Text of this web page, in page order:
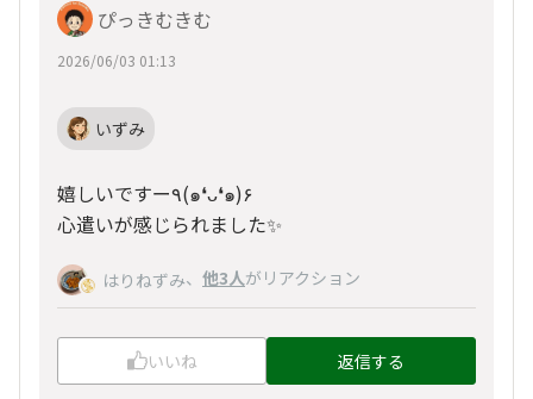
ぴっきむきむ
2026/06/03 01:13
いずみ
嬉しいですー٩(๑❛ᴗ❛๑)۶
心遣いが感じられました✨
はりねずみ、 他3人がリアクション
いいね 返信する